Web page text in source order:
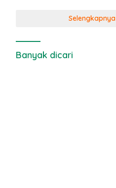
Selengkapnya
Banyak dicari